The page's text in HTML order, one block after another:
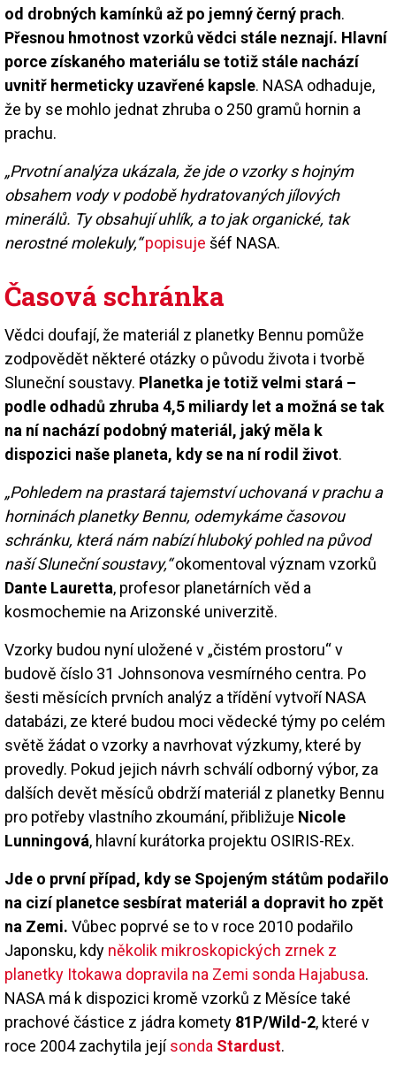
od drobných kamínků až po jemný černý prach.
Přesnou hmotnost vzorků vědci stále neznají. Hlavní
porce získaného materiálu se totiž stále nachází
uvnitř hermeticky uzavřené kapsle. NASA odhaduje,
že by se mohlo jednat zhruba o 250 gramů hornin a
prachu.
„Prvotní analýza ukázala, že jde o vzorky s hojným
obsahem vody v podobě hydratovaných jílových
minerálů. Ty obsahují uhlík, a to jak organické, tak
nerostné molekuly,“popisuje šéf NASA.
Časová schránka
Vědci doufají, že materiál z planetky Bennu pomůže
zodpovědět některé otázky o původu života i tvorbě
Sluneční soustavy. Planetka je totiž velmi stará –
podle odhadů zhruba 4,5 miliardy let a možná se tak
na ní nachází podobný materiál, jaký měla k
dispozici naše planeta, kdy se na ní rodil život.
„Pohledem na prastará tajemství uchovaná v prachu a
horninách planetky Bennu, odemykáme časovou
schránku, která nám nabízí hluboký pohled na původ
naší Sluneční soustavy,“okomentoval význam vzorků
Dante Lauretta, profesor planetárních věd a
kosmochemie na Arizonské univerzitě.
Vzorky budou nyní uložené v „čistém prostoru“ v
budově číslo 31 Johnsonova vesmírného centra. Po
šesti měsících prvních analýz a třídění vytvoří NASA
databázi, ze které budou moci vědecké týmy po celém
světě žádat o vzorky a navrhovat výzkumy, které by
provedly. Pokud jejich návrh schválí odborný výbor, za
dalších devět měsíců obdrží materiál z planetky Bennu
pro potřeby vlastního zkoumání, přibližuje Nicole
Lunningová, hlavní kurátorka projektu OSIRIS-REx.
Jde o první případ, kdy se Spojeným státům podařilo
na cizí planetce sesbírat materiál a dopravit ho zpět
na Zemi. Vůbec poprvé se to v roce 2010 podařilo
Japonsku, kdy několik mikroskopických zrnek z
planetky Itokawa dopravila na Zemi sonda Hajabusa.
NASA má k dispozici kromě vzorků z Měsíce také
prachové částice z jádra komety 81P/Wild-2, které v
roce 2004 zachytila jejísonda Stardust.